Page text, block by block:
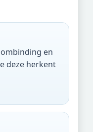
en
deze herkent